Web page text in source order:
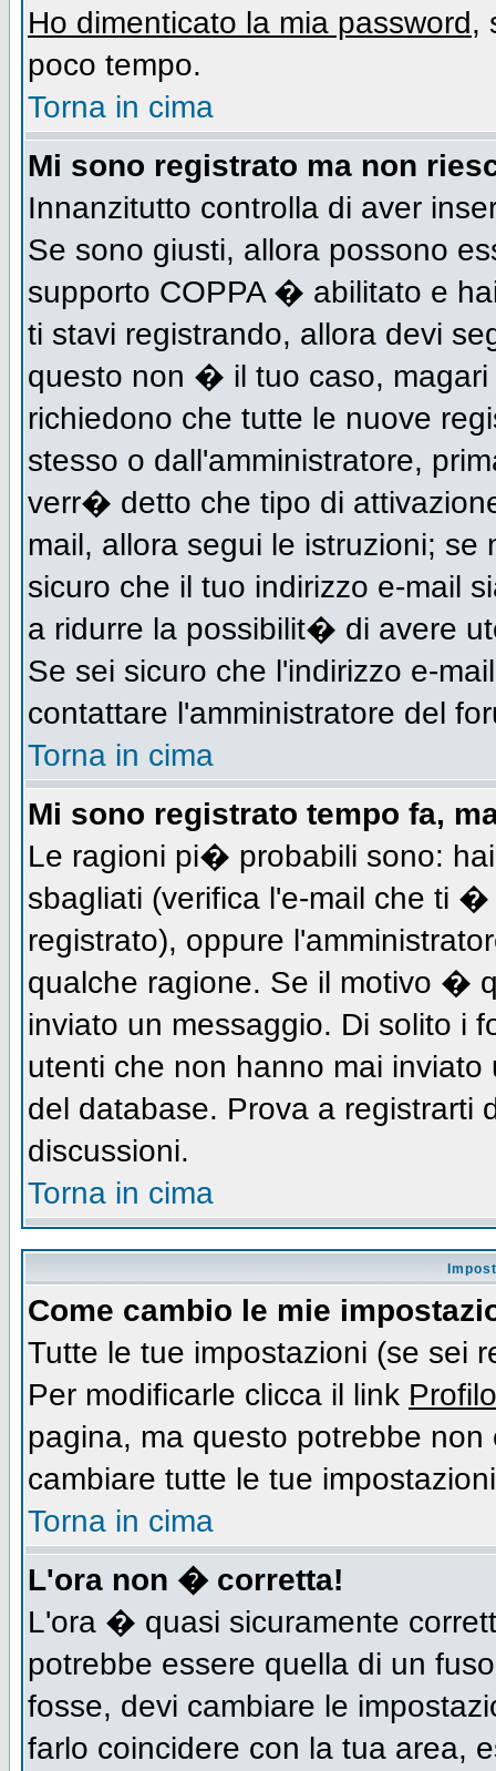
Ho dimenticato la mia password,
poco tempo.
Torna in cima
Mi sono registrato ma non
Innanzitutto controlla di aver
Se sono giusti, allora possono
supporto COPPA � abilitato e
ti stavi registrando, allora devi
questo non � il tuo caso,
richiedono che tutte le nuove
stesso o dall'amministratore,
verr� detto che tipo di
mail, allora segui le istruzioni;
sicuro che il tuo indirizzo e-mail
a ridurre la possibilit� di avere
Se sei sicuro che l'indirizzo e-
contattare l'amministratore del
Torna in cima
Mi sono registrato tempo fa,
Le ragioni pi� probabili sono:
sbagliati (verifica l'e-mail che ti
registrato), oppure
qualche ragione. Se il motivo �
inviato un messaggio. Di solito i
utenti che non hanno mai
del database. Prova a registrarti
discussioni.
Torna in cima
Come cambio le mie
Tutte le tue impostazioni (se sei
Per modificarle clicca il link Profilo
pagina, ma questo potrebbe
cambiare tutte le tue
Torna in cima
L'ora non � corretta!
L'ora � quasi sicuramente
potrebbe essere quella di un
fosse, devi cambiare le
farlo coincidere con la tua area,